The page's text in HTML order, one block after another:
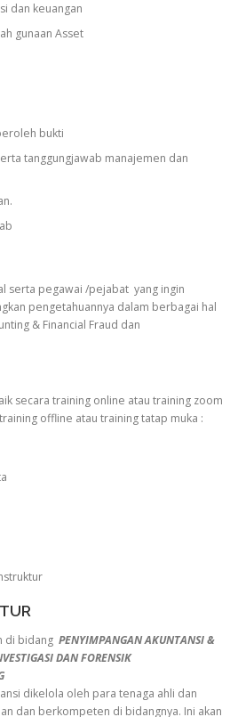
dan keuangan
gunaan Asset
bukti
tanggungjawab manajemen dan
serta pegawai /pejabat yang ingin
pengetahuannya dalam berbagai hal
& Financial Fraud dan
secara training online atau training zoom
offline atau training tatap muka :
di bidang PENYIMPANGAN AKUNTANSI &
DAN FORENSIK
dikelola oleh para tenaga ahli dan
dan berkompeten di bidangnya. Ini akan